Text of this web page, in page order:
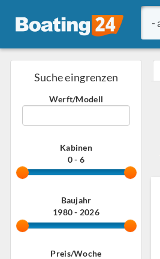
Suche eingrenzen
Werft/Modell
Kabinen
0 - 6
Baujahr
1980 - 2026
Preis/Woche